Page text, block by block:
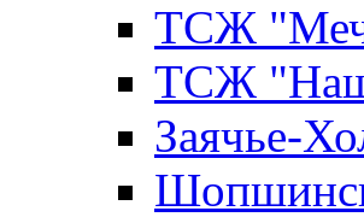
ТСЖ
ТСЖ
Заячье-